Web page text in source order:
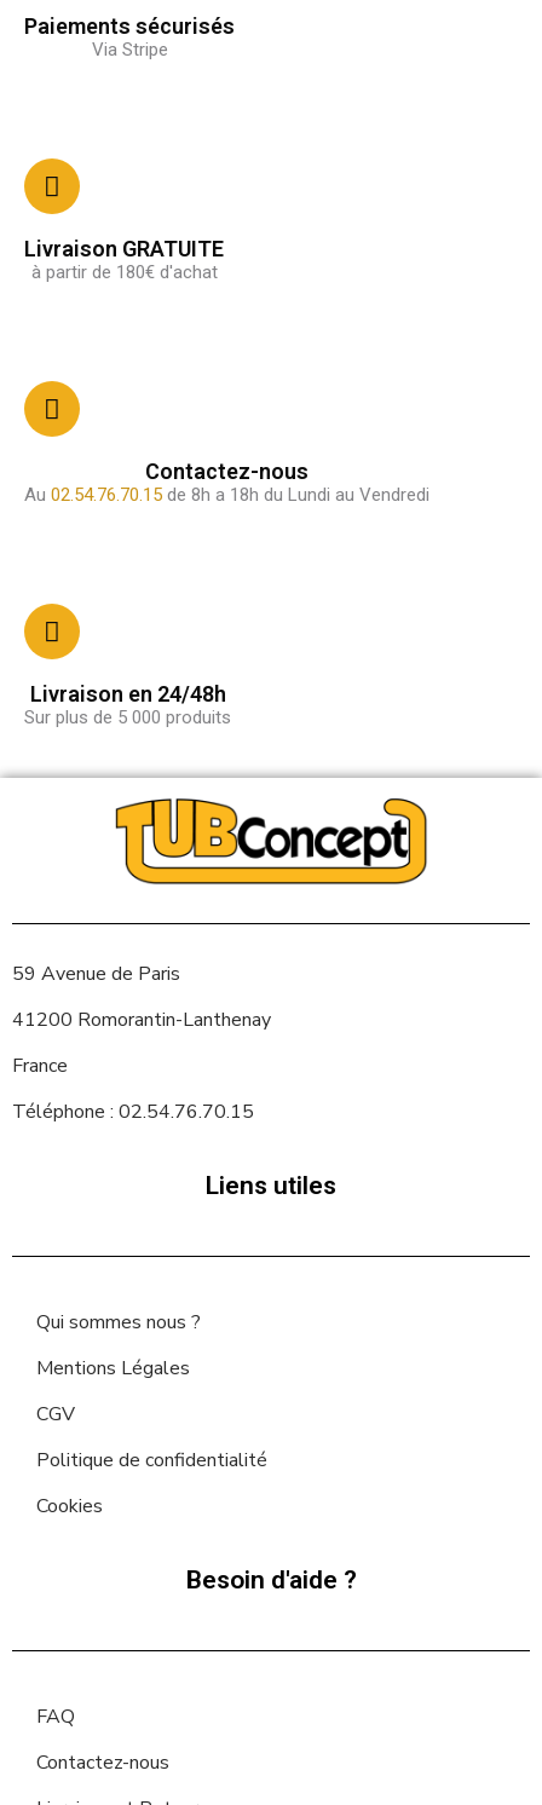
Paiements sécurisés
Via Stripe
Livraison GRATUITE
à partir de 180€ d'achat
Contactez-nous
Au 02.54.76.70.15 de 8h a 18h du Lundi au Vendredi
Livraison en 24/48h
Sur plus de 5 000 produits
59 Avenue de Paris
41200 Romorantin-Lanthenay
France
Téléphone : 02.54.76.70.15
Liens utiles
Qui sommes nous ?
Mentions Légales
CGV
Politique de confidentialité
Cookies
Besoin d'aide ?
FAQ
Contactez-nous